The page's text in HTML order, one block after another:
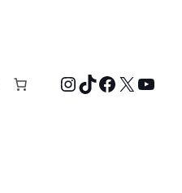
Instagram
TikTok
X